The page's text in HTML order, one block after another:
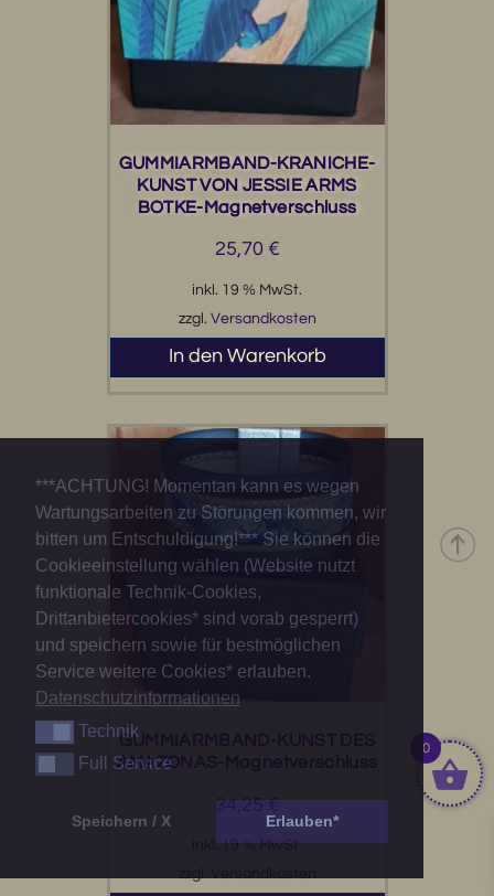
GUMMIARMBAND-KRANICHE-
KUNST VON JESSIE ARMS
BOTKE-Magnetverschluss
25,70 €
inkl. 19 % MwSt.
zzgl. Versandkosten
In den Warenkorb
GUMMIARMBAND-KUNST DES
AMAZONAS-Magnetverschluss
34,25€
inkl. 19 % MwSt.
0
***ACHTUNG! Momentan kann es wegen
Wartungsarbeiten zu Störungen kommen, wir
bitten um Entschuldigung!*** Sie können die
Cookieeinstellung wählen (Website nutzt
funktionale Technik-Cookies,
Drittanbietercookies* sind vorab gesperrt)
und speichern sowie für bestmöglichen
Service weitere Cookies* erlauben.
Datenschutzinformationen
TechnikTechnik
Full ServiceFull Service
Speichern / X Erlauben*